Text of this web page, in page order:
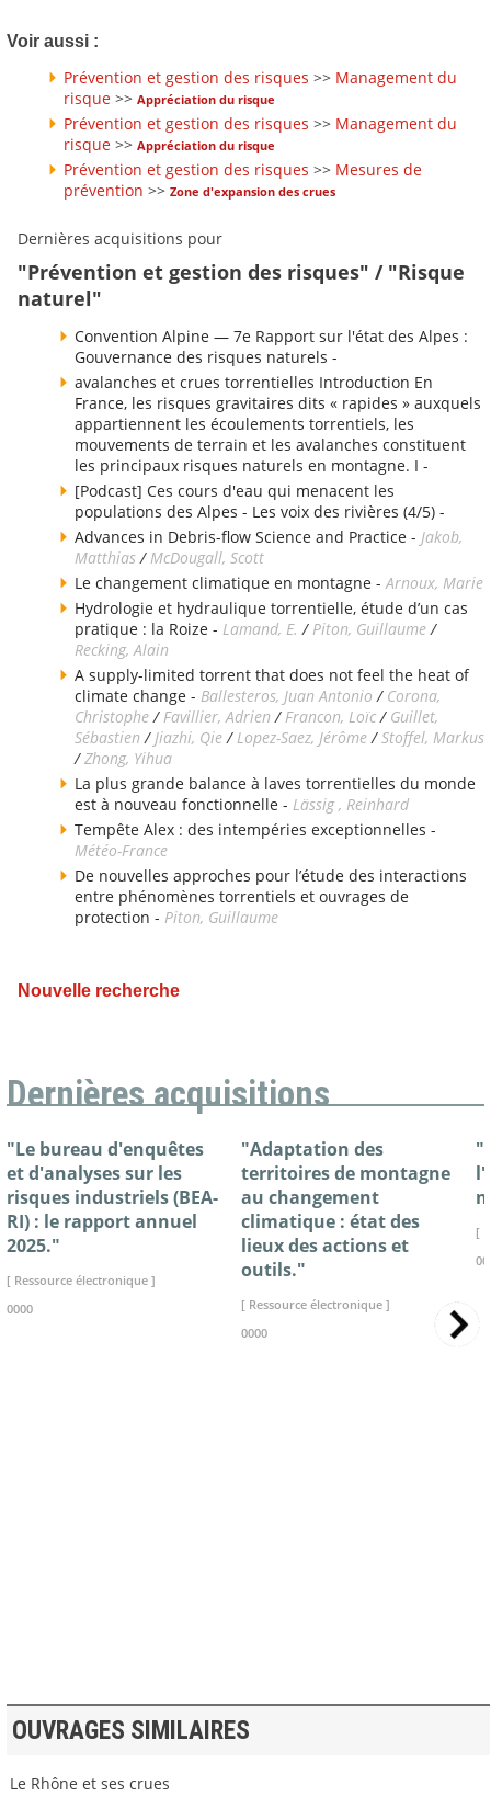
Voir aussi :
Prévention et gestion des risques >> Management du
risque >> Appréciation du risque
Prévention et gestion des risques >> Management du
risque >> Appréciation du risque
Prévention et gestion des risques >> Mesures de
prévention >> Zone d'expansion des crues
Dernières acquisitions pour
"Prévention et gestion des risques" / "Risque
naturel"
Convention Alpine — 7e Rapport sur l'état des Alpes :
Gouvernance des risques naturels -
avalanches et crues torrentielles Introduction En
France, les risques gravitaires dits « rapides » auxquels
appartiennent les écoulements torrentiels, les
mouvements de terrain et les avalanches constituent
les principaux risques naturels en montagne. I -
[Podcast] Ces cours d'eau qui menacent les
populations des Alpes - Les voix des rivières (4/5) -
Advances in Debris-flow Science and Practice - Jakob,
Matthias/McDougall, Scott
Le changement climatique en montagne -Arnoux, Marie
Hydrologie et hydraulique torrentielle, étude d’un cas
pratique : la Roize - Lamand, E. / Piton, Guillaume/
Recking, Alain
A supply-limited torrent that does not feel the heat of
climate change - Ballesteros, Juan Antonio / Corona,
Christophe/ Favillier, Adrien / Francon, Loïc/ Guillet,
Sébastien / Jiazhi, Qie/ Lopez-Saez, Jérôme/Stoffel, Markus
/Zhong, Yihua
La plus grande balance à laves torrentielles du monde
est à nouveau fonctionnelle - Lässig , Reinhard
Tempête Alex : des intempéries exceptionnelles -
Météo-France
De nouvelles approches pour l’étude des interactions
entre phénomènes torrentiels et ouvrages de
protection - Piton, Guillaume
Nouvelle recherche
Dernières acquisitions
"Le bureau d'enquêtes
et d'analyses sur les
risques industriels (BEA-
RI) : le rapport annuel
2025."
[ Ressource électronique ]
0000
"Adaptation des
territoires de montagne
au changement
climatique : état des
lieux des actions et
outils."
[ Ressource électronique ]
0000
[
OUVRAGES SIMILAIRES
Le Rhône et ses crues